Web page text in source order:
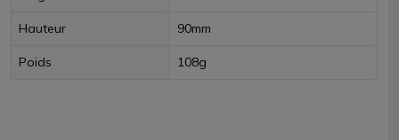
Hauteur 90mm
Poids 108g